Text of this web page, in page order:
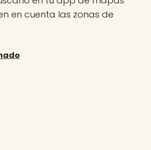
en cuenta las zonas de